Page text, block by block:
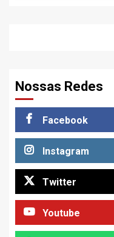
Nossas Redes
Facebook
Instagram
Twitter
Youtube